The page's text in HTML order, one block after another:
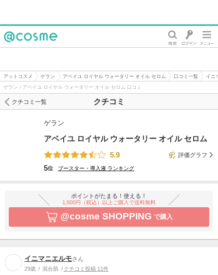
アットコスメ ゲラン アベイユ ロイヤル ウォータリー オイル セロム 口コミ一覧
イニ
ゲラン / アベイユ ロイヤル ウォータリー オイル セロム 口コミ
クチコミ
クチコミ一覧
ゲラン
アベイユ ロイヤル ウォータリー オイル セロム
5.9
評価グラフ
5位 ブースター・導入液 ランキング
ポイントがたまる！使える！
1,500円（税込）以上ご購入で送料無料
@cosme SHOPPING で購入
イニマニエルモさん
29歳 混合肌 クチコミ投稿 11件